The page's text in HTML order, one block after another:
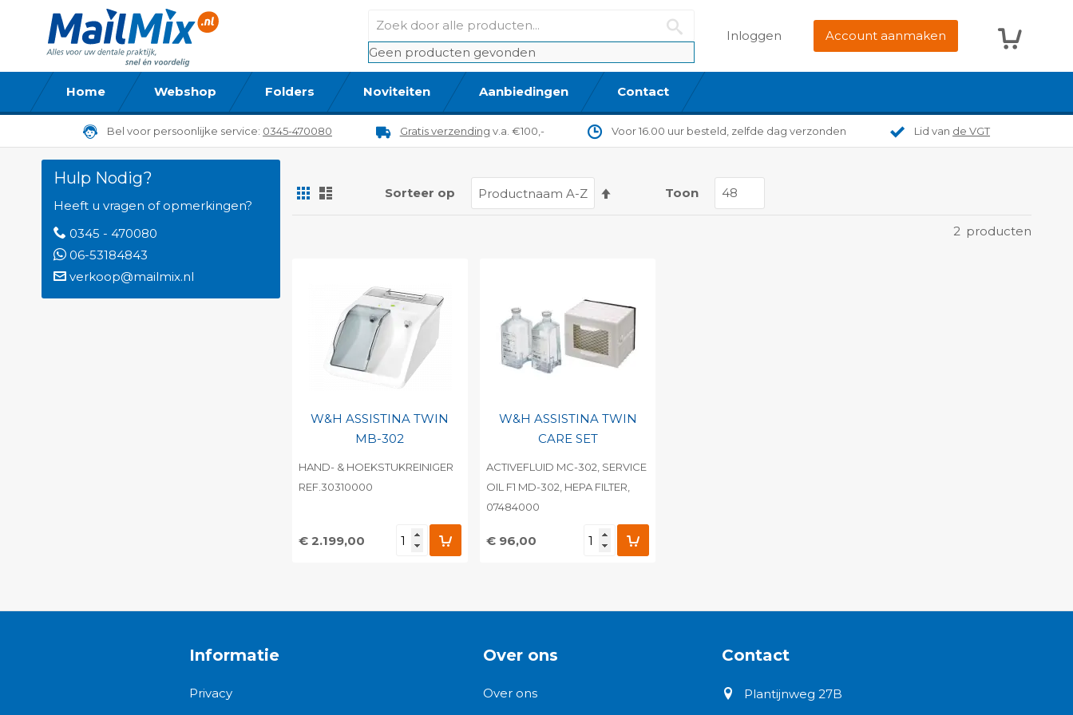
Geen producten gevonden
Inloggen Account aanmaken
Home Webshop Folders Noviteiten Aanbiedingen Contact
Bel voor persoonlijke service: 0345-470080 Gratis verzending v.a. €100,- Voor 16.00 uur besteld, zelfde dag verzonden Lid van de VGT
Foto-
tabel
2 producten
Toon
Sorteer op
laag
sorteren
W&H ASSISTINA TWIN
MB-302
HAND- & HOEKSTUKREINIGER
REF.30310000
€ 2.199,00
W&H ASSISTINA TWIN
CARE SET
ACTIVEFLUID MC-302, SERVICE
OIL F1 MD-302, HEPA FILTER,
07484000
€ 96,00
Hulp Nodig?
Heeft u vragen of opmerkingen?
0345 - 470080
06-53184843
verkoop@mailmix.nl
Informatie
Privacy
Over ons
Over ons
Contact
Plantijnweg 27B